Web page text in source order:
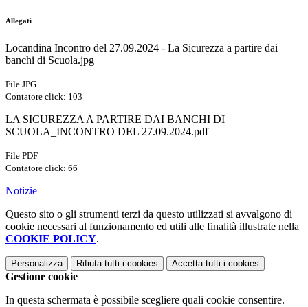
Allegati
Locandina Incontro del 27.09.2024 - La Sicurezza a partire dai
banchi di Scuola.jpg
File JPG
Contatore click: 103
LA SICUREZZA A PARTIRE DAI BANCHI DI
SCUOLA_INCONTRO DEL 27.09.2024.pdf
File PDF
Contatore click: 66
Notizie
Questo sito o gli strumenti terzi da questo utilizzati si avvalgono di
cookie necessari al funzionamento ed utili alle finalità illustrate nella
COOKIE POLICY.
Personalizza Rifiuta tutti i cookies Accetta tutti i cookies
Gestione cookie
In questa schermata è possibile scegliere quali cookie consentire.